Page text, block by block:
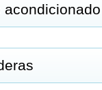
acondicionado